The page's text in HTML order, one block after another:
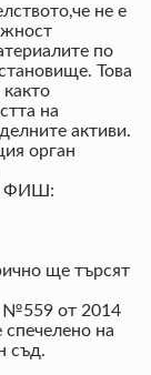
не е
по
Това
на
активи.
орган
ФИШ:
ще търсят
№559 от 2014
на
съд.